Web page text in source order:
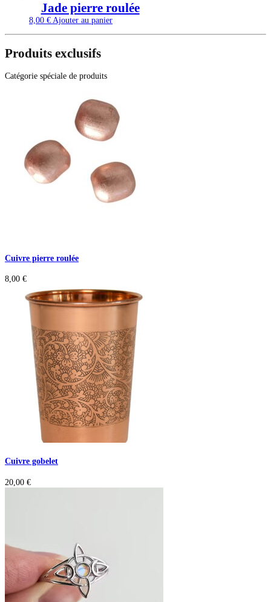
Jade pierre roulée
8,00 € Ajouter au panier
Produits exclusifs
Catégorie spéciale de produits
Cuivre pierre roulée
8,00 €
Cuivre gobelet
20,00 €